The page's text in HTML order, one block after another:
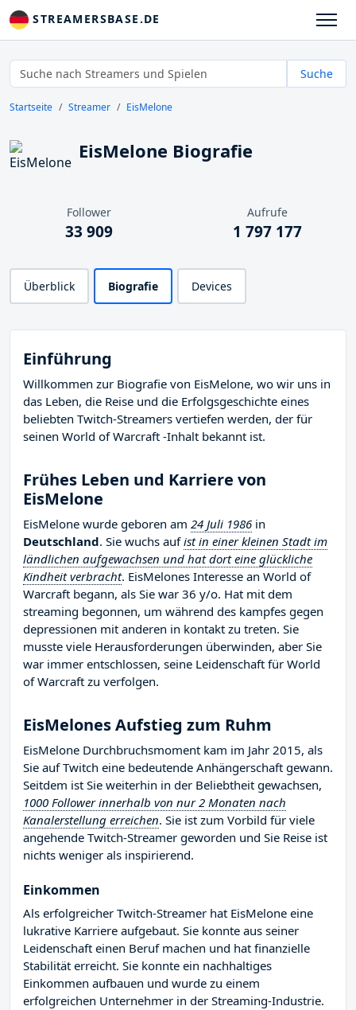
STREAMERSBASE.DE
Suche
Startseite Streamer EisMelone
EisMelone Biografie
Follower
33 909
Aufrufe
1 797 177
Überblick Biografie Devices
Einführung
Willkommen zur Biografie von EisMelone, wo wir uns in
das Leben, die Reise und die Erfolgsgeschichte eines
beliebten Twitch-Streamers vertiefen werden, der für
seinen World of Warcraft -Inhalt bekannt ist.
Frühes Leben und Karriere von
EisMelone
EisMelone wurde geboren am 24 Juli 1986 in
Deutschland. Sie wuchs aufist in einer kleinen Stadt im
ländlichen aufgewachsen und hat dort eine glückliche
Kindheit verbracht. EisMelones Interesse an World of
Warcraft begann, als Sie war 36 y/o. Hat mit dem
streaming begonnen, um während des kampfes gegen
depressionen mit anderen in kontakt zu treten. Sie
musste viele Herausforderungen überwinden, aber Sie
war immer entschlossen, seine Leidenschaft für World
of Warcraft zu verfolgen.
EisMelones Aufstieg zum Ruhm
EisMelone Durchbruchsmoment kam im Jahr 2015, als
Sie auf Twitch eine bedeutende Anhängerschaft gewann.
Seitdem ist Sie weiterhin in der Beliebtheit gewachsen,
1000 Follower innerhalb von nur 2 Monaten nach
Kanalerstellung erreichen. Sie ist zum Vorbild für viele
angehende Twitch-Streamer geworden und Sie Reise ist
nichts weniger als inspirierend.
Einkommen
Als erfolgreicher Twitch-Streamer hat EisMelone eine
lukrative Karriere aufgebaut. Sie konnte aus seiner
Leidenschaft einen Beruf machen und hat finanzielle
Stabilität erreicht. Sie konnte ein nachhaltiges
Einkommen aufbauen und wurde zu einem
erfolgreichen Unternehmer in der Streaming-Industrie.